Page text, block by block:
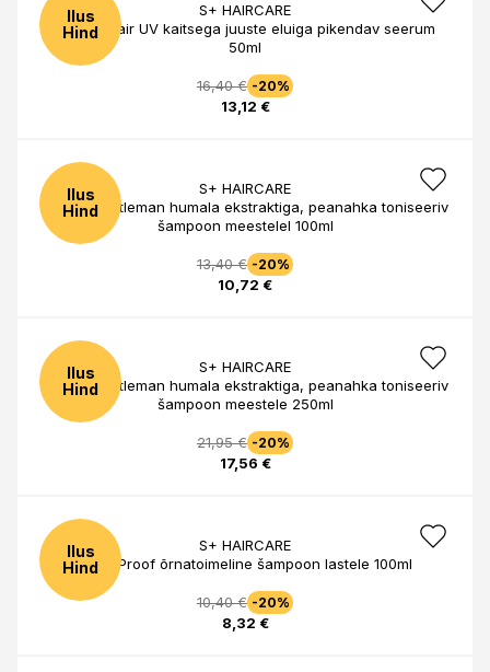
Ilus
Hind
S+ HAIRCARE
Longer Hair UV kaitsega juuste eluiga pikendav seerum
50ml
16,40 € -20%
13,12 €
Ilus
Hind
S+ HAIRCARE
Gentle Gentleman humala ekstraktiga, peanahka toniseeriv
šampoon meestelel 100ml
13,40 € -20%
10,72 €
Ilus
Hind
S+ HAIRCARE
Gentle Gentleman humala ekstraktiga, peanahka toniseeriv
šampoon meestele 250ml
21,95 € -20%
17,56 €
Ilus
Hind
S+ HAIRCARE
Child Proof õrnatoimeline šampoon lastele 100ml
10,40 € -20%
8,32 €